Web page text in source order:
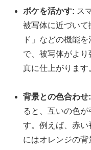
ボケを活かす: ス
被写体に近づい
ド」などの機能
で、被写体がよ
真に仕上がります
背景との色合わせ:
ると、互いの色
す。例えば、赤
にはオレンジの背